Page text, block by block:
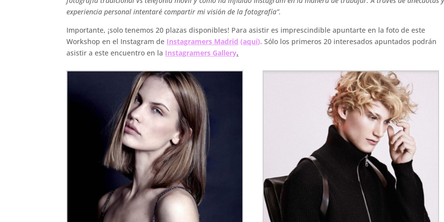
experiencia personal intentaré compartir mi visión de la fotografía”.
Importante, ¡solo tenemos 20 plazas disponibles! Para asistir es imprescindible apuntarte en la foto de este
Workshop en el Instagram de Instagramers Madrid (aquí). Sólo los primeros 20 interesados apuntados podrán
asistir a este encuentro en la Instagramers Gallery.